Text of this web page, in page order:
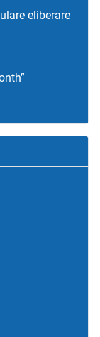
eliberare